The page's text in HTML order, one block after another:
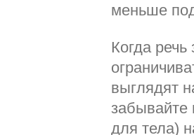
меньше
Когда
выглядят
забывайте
для тела)